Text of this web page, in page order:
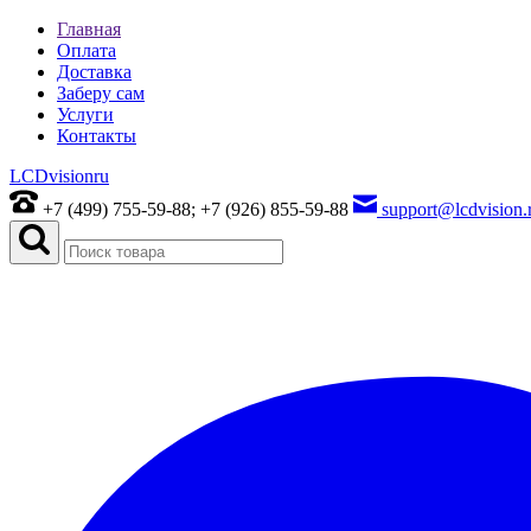
Главная
Оплата
Доставка
Заберу сам
Услуги
Контакты
LCDvisionru
+7 (499) 755-59-88; +7 (926) 855-59-88